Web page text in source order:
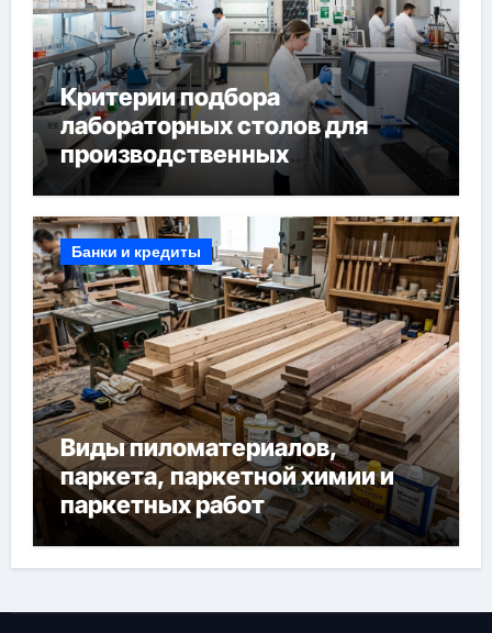
Критерии подбора
лабораторных столов для
производственных
лабораторий
Банки и кредиты
Виды пиломатериалов,
паркета, паркетной химии и
паркетных работ